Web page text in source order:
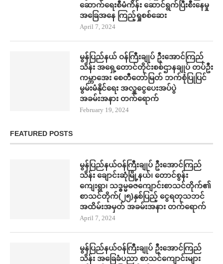
ဆောက်​ရေးစီမံကိန်း ​ဆောင်ရွက်ပြီးစီး​နေမှု
အ​ခြေအ​နေ ကြည့်ရှုစစ်​ဆေး
April 7, 2024
မွန်ပြည်နယ် ဝန်ကြီးချုပ် ဦး​အောင်ကြည်
သိန်း အရှေ့တောင်တိုင်းစစ်ဌာနချုပ် တပ်ဦး
ကမ္ဘာ​အေး စေတီ​တော်မြတ် ဘက်စုံပြုပြင်
မွမ်းမံနိုင်​ရေး အလှူ​ငွေ​ပေးအပ်ပွဲ
အခမ်းအနား တက်​ရောက်
February 19, 2024
FEATURED POSTS
မွန်ပြည်နယ်ဝန်ကြီးချုပ် ဦးအောင်ကြည်
သိန်း ချောင်းဆုံမြို့နယ်၊ တောင်စွန်း
ကျေးရွာ၊ သဒ္ဓမ္မဓဇကျောင်းစာသင်တိုက်၏
စာသင်တိုက်(၂၅)နှစ်ပြည့် ငွေရတုသဘင်
အထိမ်းအမှတ် အခမ်းအနား တက်​ရောက်
April 7, 2024
မွန်ပြည်နယ်ဝန်ကြီးချုပ် ဦးအောင်ကြည်
သိန်း အ​ခြေခံပညာ စာသင်​ကျောင်းများ